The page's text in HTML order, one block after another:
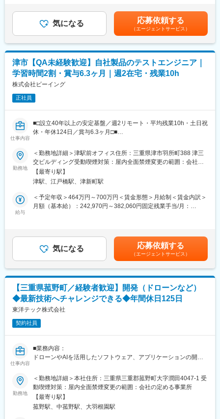
■福利厚生：
福利厚生も手厚く安心して就業できます。週休2日制で、繁忙期の
る環境ですので、離職率も低い環境です。
変更の範囲：会社の定める業務
クライアントサーバーアプリケーション開発 など
・クレジットカード企業向け入会審査システム開発（Java）
・生保向けWEBアプリケーション開発（Java）
・証券会社向け発注システム開発（C#）
・食品会社向け在庫管理システム開発（C#）
■配属先
・エンジニアリング事業本部にて約600 名が活躍中
※配属先平均人数は約5人で複数名でのプロジェクト着手が基本と
なります。
■リモートワーク
参加プロジェクトごとに異なりますが、多くのエンジニアがリモ
■教育・研修体制
・当社ではエンジニア第一の考えの元、営業担当が案件のアサイ
ンから受け入れ後のフォローまでを一気通貫でサポートします。
また、技術管理担当と営業が定期的に面談を行い、仕事内容や職
場に問題がないかを確認します。エンジニアが成長していくため
のアドバイスをキャリアコンサルタントと打ち合わせを行うこと
で、「働きやすい環境」を実現しています。
研修は4,500本の研修コンテンツもありますが、注力しているのは
エンジニアの経験や得意不得意に合わせたマンツーマンによる対
面研修です。実務で活かせる技術力向上には複数人の講座よりエ
を実現できると考えております。※研修内容によって、複数人にな
る場合もございます。
変更の範囲：会社の定める業務
（業績連動）：年2回（夏季、冬季）賃金はあくまでも目安の金額
であり、選考を通じて上下する可能性があります。月給(月額)は固
定手当を含めた表記です。
気になる 応募依頼する
（エージェントサービス）
津市【QA未経験歓迎】自社製品のテストエンジニア｜
学習時間2割・賞与6.3ヶ月｜週2在宅・残業10h
株式会社ビーイング
正社員
仕事内容
■□設立40年以上の安定基盤／週2リモート・平均残業10h・土日祝
休・年休124日／賞与6.3ヶ月□■
◇自社開発プロダクトの品質をデザインするテストエンジニア／
「ただ確認する」から「品質を創り込む」エンジニアへ
◇仕様の矛盾を見抜き、開発と二人三脚でプロダクトを磨き上げ
る
◇勤務時間の20％を学習に充てる「カイゼンタイム」で、自動化
やAI活用を習得
者が兼務していた部分も多い品質確保を、専門チームとしてより
強固なものにするため、「テストの視点からプロダクトをより良
くしたい」という意欲を持つ方を募集します。
自社プロダクト『Gaia Cloud』の開発フェーズにおける品質確保
を担当いただきます。単なる「テスター」として動作を確認する
だけでなく、上流では仕様の抜け漏れをチェックし、下流では修
正差分を元に仕様通りの動作となっているか確認します。さらに
は「どうすればユーザーにとって最高の品質になるか」という観
点で、テストの設計から改善提案もしていただけるのがこのポジ
ションの魅力です。
■具体的な業務内容：
・テスト設計・実施：仕様書を読み込み、不具合や仕様の不備を
・仕様へのフィードバック：開発の初期段階からプロジェクトに
参加し、QAの視点で「仕様の考慮漏れ」や「UI／UXの改善」を
提案します。
・不具合分析：発生したバグの傾向を分析し、再発防止に向けた
勤務地
＜勤務地詳細＞津駅前オフィス住所：三重県津市羽所町388 津三
交ビルディング受動喫煙対策：屋内全面禁煙変更の範囲：会社の
定める事業所（リモートワーク含む）
【最寄り駅】
津駅、江戸橋駅、津新町駅
給与
＜予定年収＞464万円～700万円＜賃金形態＞月給制＜賃金内訳＞
月額（基本給）：242,970円～382,060円固定残業手当/月：
管理制度を取り入れており、人事評価の結果で給与が変動しま
す。■昇給：年1回■賞与：年2回（直近実績計6.3ヶ月／実績や業
績によりプラスα）賃金はあくまでも目安の金額であり、選考を通
じて上下する可能性があります。月給(月額)は固定手当を含めた表
記です。
気になる 応募依頼する
（エージェントサービス）
【三重県菰野町／経験者歓迎】開発（ドローンなど）
◆最新技術へチャレンジできる◆年間休日125日
東洋テック株式会社
契約社員
仕事内容
■業務内容：
ドローンやAIを活用したソフトウェア、アプリケーションの開発
■業務内容（概要）：
営業企画部 ：ドローン業務／AI・DXアプリケーション開発・遠隔
自動化ソリューション開発・運用（測量・インフラ点検・計測・
講習）
勤務地
＜勤務地詳細＞本社住所：三重県三重郡菰野町大字潤田4047-1 受
動喫煙対策：屋内全面禁煙変更の範囲：会社の定める事業所
【最寄り駅】
菰野駅、中菰野駅、大羽根園駅